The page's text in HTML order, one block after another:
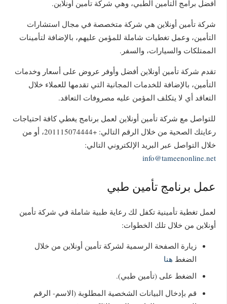
أفضل برامج التأمين الطبي، وهي شركة تأمين أونلاين.
شركة تأمين أونلاين هي شركة متخصصة في مجال استشارات
التأمين، وعمل تغطيات شاملة للمؤمن عليهم، بالإضافة لتأمينات
الممتلكات والسيارات، والسفر.
تقدم شركة تأمين أونلاين أفضل وأوفر عروض على أسعار وخدمات
التأمين، بالإضافة للخدمات المجانية التي تقدمها للعملاء خلال
التعاقد أي لا يتكلف المؤمن عليه مصروفات التعاقد.
للتواصل مع شركة تأمين أونلاين لعمل برنامج يغطي كافة احتياجات
رعايتك الصحية من خلال الرقم التالي: +201115074444، أو من
خلال التواصل عبر البريد الإلكتروني التالي:
info@tameenonline.net
عمل برنامج تأمين طبي
لعمل تغطية تأمينية تكفل لك رعاية طبية شاملة في شركة تأمين
أونلاين من خلال تلك الخطوات:
زيارة الصفحة الرسمية لشركة تأمين أونلاين من خلال
الضغط هنا
الضغط على (تأمين طبي).
قم بإدخال البيانات الشخصية المطلوبة (الاسم- الرقم